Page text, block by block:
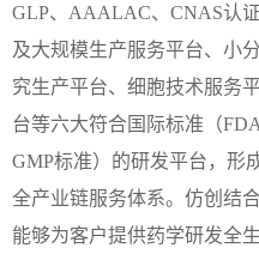
GLP、AAALAC、CNAS认
及大规模生产服务平台、小
究生产平台、细胞技术服务
台等六大符合国际标准（
GMP标准）的研发平台，形
全产业链服务体系。仿创结
能够为客户提供药学研发全